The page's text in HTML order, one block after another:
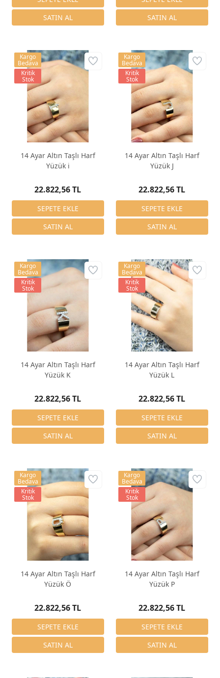
14 Ayar Altın Taşlı Harf
Yüzük i
22.822,56 TL
Kargo
Bedava
Kritik
Stok
14 Ayar Altın Taşlı Harf
Yüzük J
22.822,56 TL
Kargo
Bedava
Kritik
Stok
14 Ayar Altın Taşlı Harf
Yüzük K
22.822,56 TL
Kargo
Bedava
Kritik
Stok
14 Ayar Altın Taşlı Harf
Yüzük L
22.822,56 TL
Kargo
Bedava
Kritik
Stok
14 Ayar Altın Taşlı Harf
Yüzük Ö
22.822,56 TL
Kargo
Bedava
Kritik
Stok
14 Ayar Altın Taşlı Harf
Yüzük P
22.822,56 TL
Kargo
Bedava
Kritik
Stok